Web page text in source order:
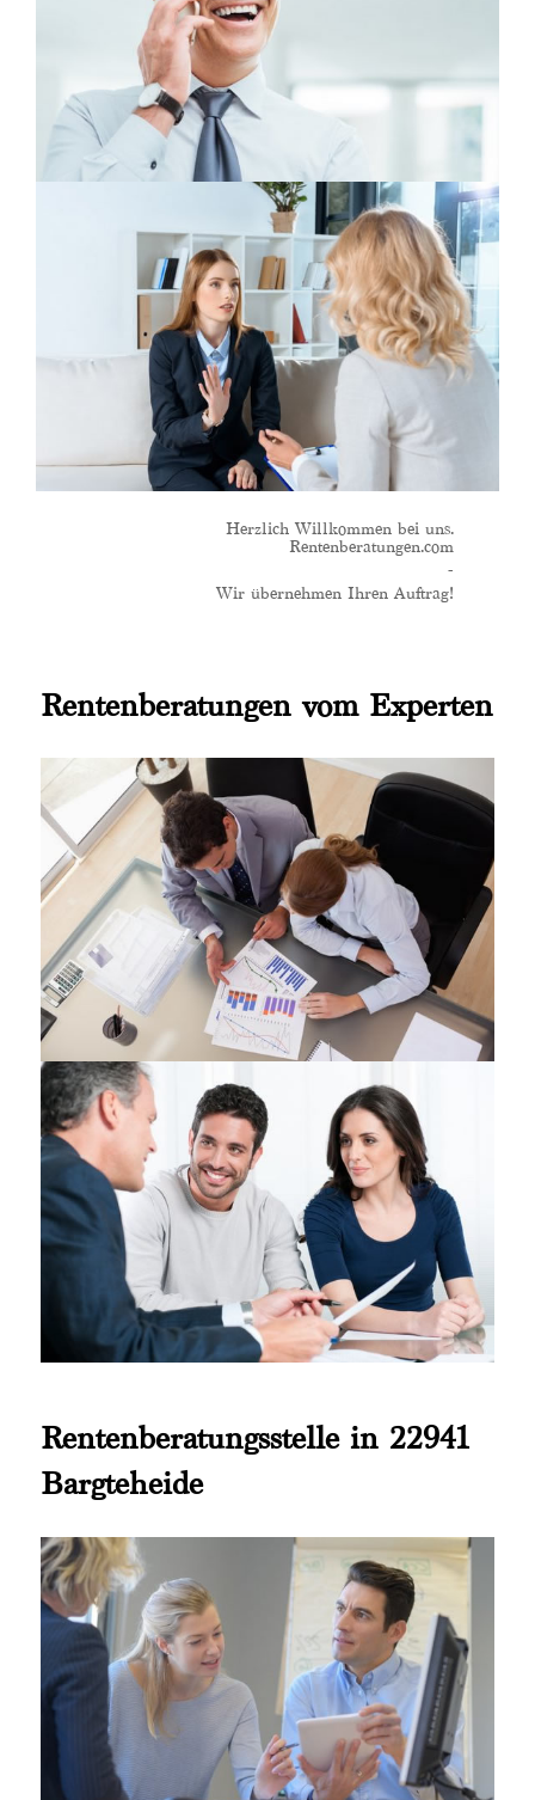
Herzlich Willkommen bei uns.
Rentenberatungen.com
-
Wir übernehmen Ihren Auftrag!
Rentenberatungen vom Experten
Rentenberatungsstelle in 22941
Bargteheide